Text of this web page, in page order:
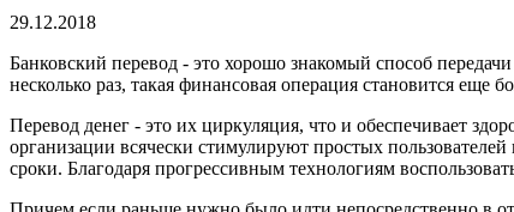
29.12.2018
Банковский перевод - это хорошо знакомый способ
несколько раз, такая финансовая операция становится
Перевод денег - это их циркуляция, что и обеспечивает
организации всячески стимулируют простых
сроки. Благодаря прогрессивным технологиям